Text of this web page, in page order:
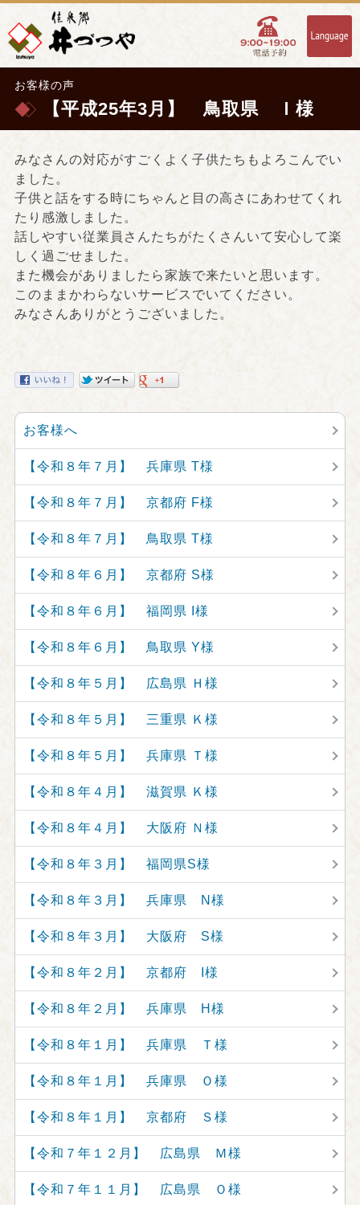
お客様の声
【平成25年3月】 鳥取県 Ｉ様
みなさんの対応がすごくよく子供たちもよろこんでい
ました。
子供と話をする時にちゃんと目の高さにあわせてくれ
たり感激しました。
話しやすい従業員さんたちがたくさんいて安心して楽
しく過ごせました。
また機会がありましたら家族で来たいと思います。
このままかわらないサービスでいてください。
みなさんありがとうございました。
お客様へ
【令和８年７月】 兵庫県 T様
【令和８年７月】 京都府 F様
【令和８年７月】 鳥取県 T様
【令和８年６月】 京都府 S様
【令和８年６月】 福岡県 I様
【令和８年６月】 鳥取県 Y様
【令和８年５月】 広島県 Ｈ様
【令和８年５月】 三重県 Ｋ様
【令和８年５月】 兵庫県 Ｔ様
【令和８年４月】 滋賀県 Ｋ様
【令和８年４月】 大阪府 Ｎ様
【令和８年３月】 福岡県S様
【令和８年３月】 兵庫県 N様
【令和８年３月】 大阪府 S様
【令和８年２月】 京都府 I様
【令和８年２月】 兵庫県 H様
【令和８年１月】 兵庫県 Ｔ様
【令和８年１月】 兵庫県 Ｏ様
【令和８年１月】 京都府 Ｓ様
【令和７年１２月】 広島県 Ｍ様
【令和７年１１月】 広島県 Ｏ様